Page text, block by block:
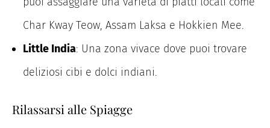
Char Kway Teow, Assam Laksa e Hokkien Mee.
Little India: Una zona vivace dove puoi trovare
deliziosi cibi e dolci indiani.
Rilassarsi alle Spiagge